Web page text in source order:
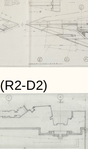
(R2-D2)